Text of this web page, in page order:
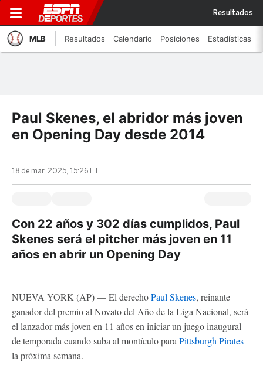
Resultados
MLB Resultados Calendario Posiciones Estadísticas
Paul Skenes, el abridor más joven
en Opening Day desde 2014
18 de mar, 2025, 15:26 ET
Con 22 años y 302 días cumplidos, Paul
Skenes será el pitcher más joven en 11
años en abrir un Opening Day
NUEVA YORK (AP) — El derechoPaul Skenes, reinante
ganador del premio al Novato del Año de la Liga Nacional, será
el lanzador más joven en 11 años en iniciar un juego inaugural
de temporada cuando suba al montículo para Pittsburgh Pirates
la próxima semana.